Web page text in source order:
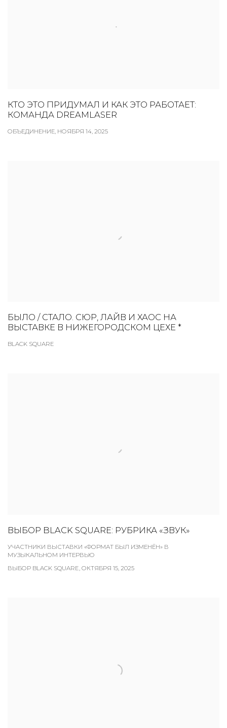
КТО ЭТО ПРИДУМАЛ И КАК ЭТО РАБОТАЕТ:
КОМАНДА DREAMLASER
ОБЪЕДИНЕНИЕ, НОЯБРЯ 14, 2025
БЫЛО / СТАЛО. СЮР, ЛАЙВ И ХАОС НА
ВЫСТАВКЕ В НИЖЕГОРОДСКОМ ЦЕХЕ *
BLACK SQUARE
ВЫБОР BLACK SQUARE: РУБРИКА «ЗВУК»
УЧАСТНИКИ ВЫСТАВКИ «ФОРМАТ БЫЛ ИЗМЕНЁН» В
МУЗЫКАЛЬНОМ ИНТЕРВЬЮ
ВЫБОР BLACK SQUARE, ОКТЯБРЯ 15, 2025